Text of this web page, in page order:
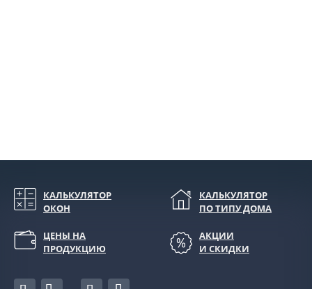
КАЛЬКУЛЯТОР
ОКОН
КАЛЬКУЛЯТОР
ПО ТИПУ ДОМА
ЦЕНЫ НА
ПРОДУКЦИЮ
АКЦИИ
И СКИДКИ